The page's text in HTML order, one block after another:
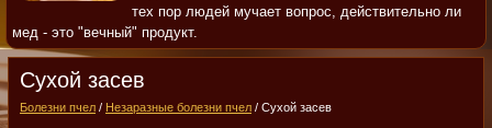
тех пор людей мучает вопрос, действительно ли
мед - это "вечный" продукт.
Сухой засев
Болезни пчел / Незаразные болезни пчел / Сухой засев